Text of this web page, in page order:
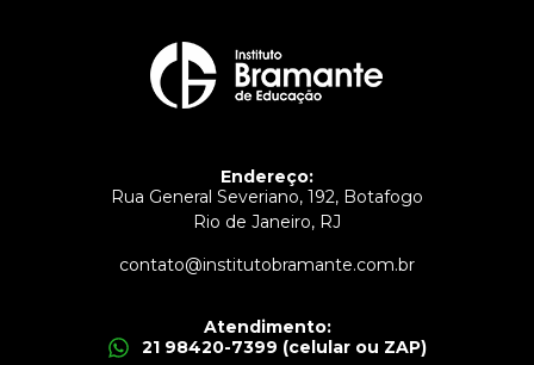
Endereço:
Rua General Severiano, 192, Botafogo
Rio de Janeiro, RJ
contato@institutobramante.com.br
Atendimento:
21 98420-7399 (celular ou ZAP)